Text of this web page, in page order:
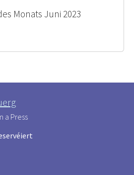
Monats Juni 2023
a Press